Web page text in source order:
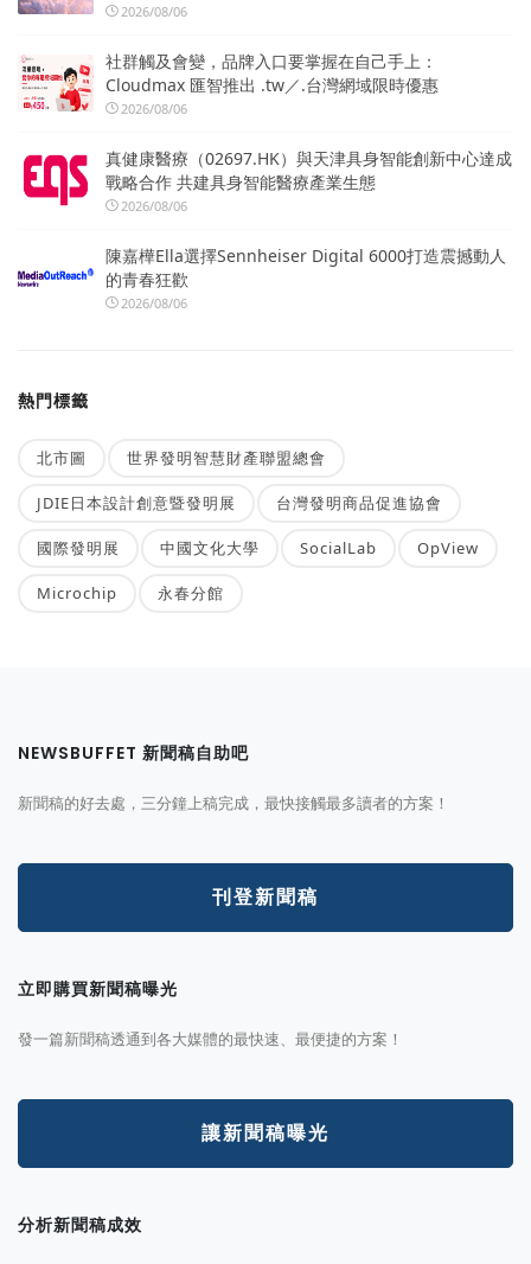
2026/08/06
社群觸及會變，品牌入口要掌握在自己手上：
Cloudmax 匯智推出 .tw／.台灣網域限時優惠
2026/08/06
真健康醫療（02697.HK）與天津具身智能創新中心達成
戰略合作 共建具身智能醫療產業生態
2026/08/06
陳嘉樺Ella選擇Sennheiser Digital 6000打造震撼動人
的青春狂歡
2026/08/06
熱門標籤
北市圖 世界發明智慧財產聯盟總會
JDIE日本設計創意暨發明展 台灣發明商品促進協會
國際發明展 中國文化大學 SocialLab OpView
Microchip 永春分館
NEWSBUFFET 新聞稿自助吧
新聞稿的好去處，三分鐘上稿完成，最快接觸最多讀者的方案！
刊登新聞稿
立即購買新聞稿曝光
發一篇新聞稿透通到各大媒體的最快速、最便捷的方案！
讓新聞稿曝光
分析新聞稿成效